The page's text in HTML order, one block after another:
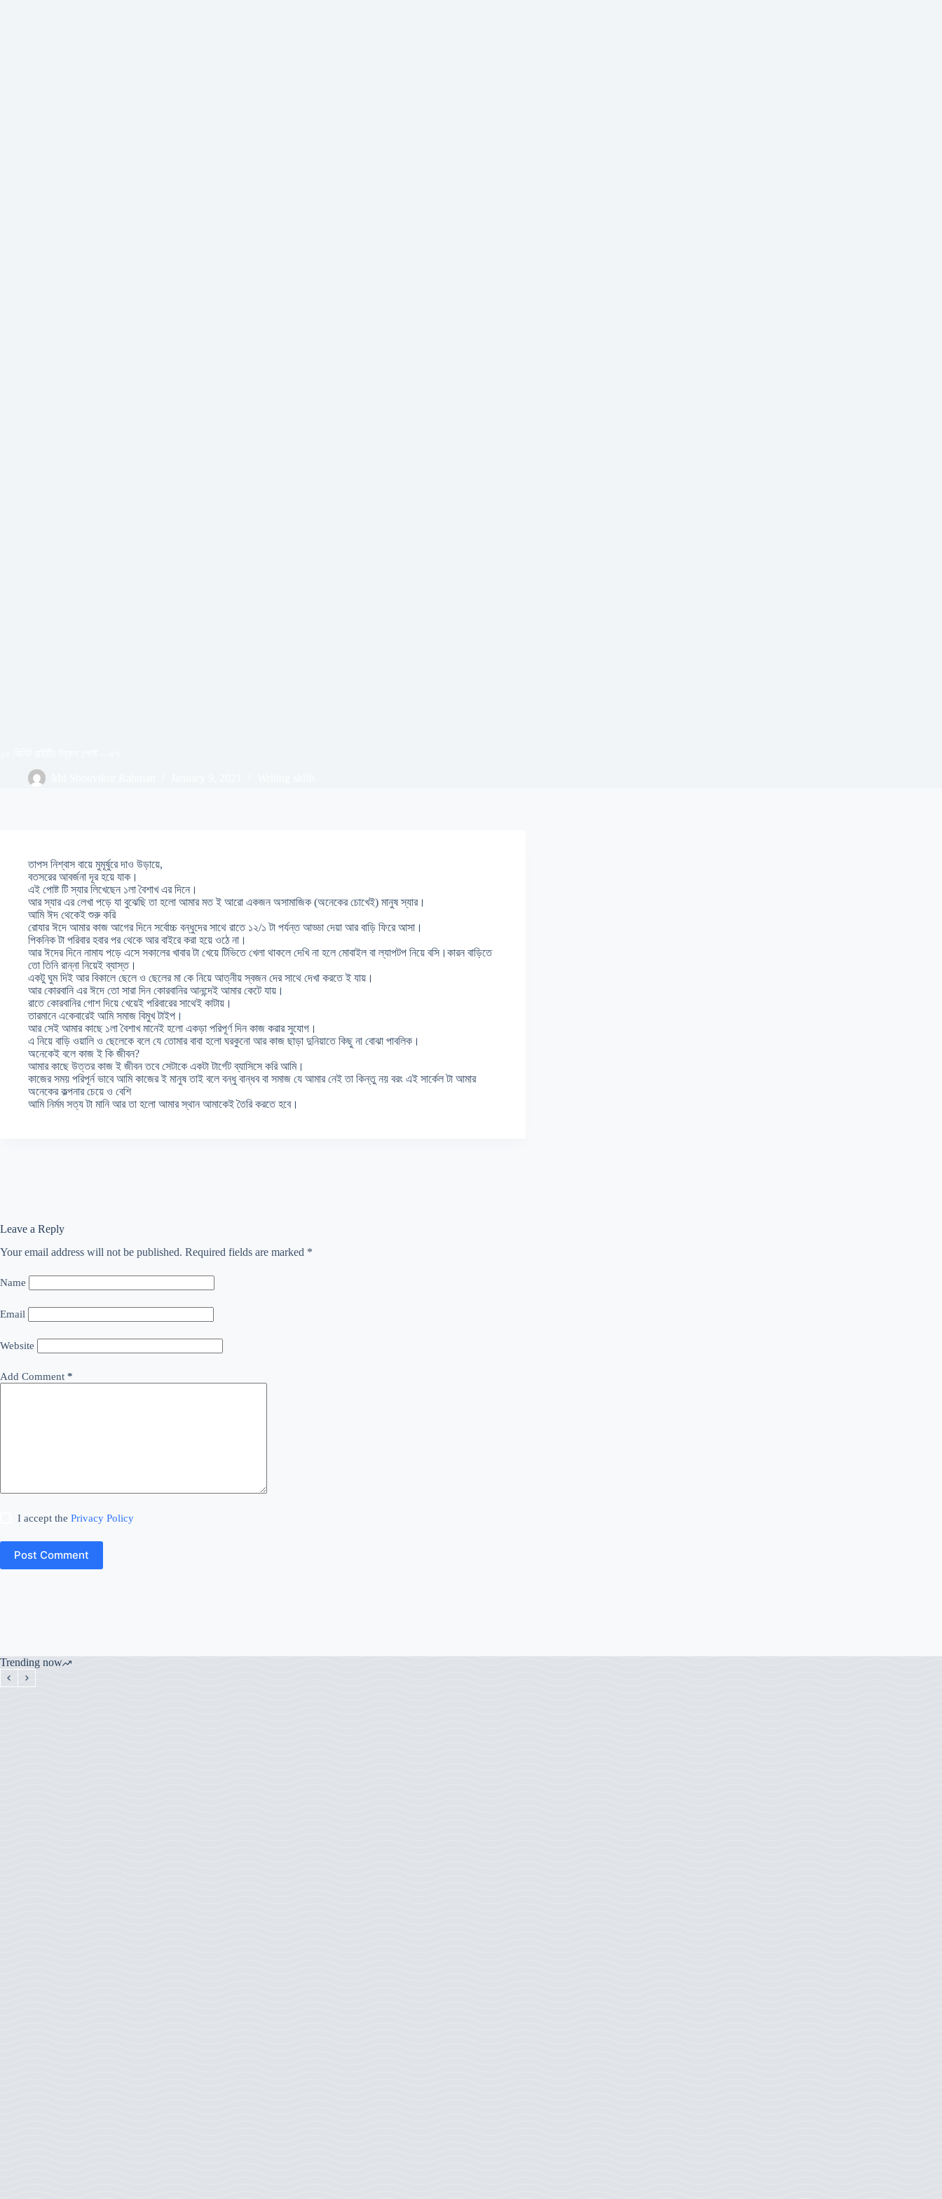
তাপস নিশ্বাস বায়ে মুমূর্ষুরে দাও উড়ায়ে,
বতসরের আবর্জনা দূর হয়ে যাক।
এই পোষ্ট টি স্যার লিখেছেন ১লা বৈশাখ এর দিনে।
আর স্যার এর লেখা পড়ে যা বুঝেছি তা হলো আমার মত ই আরো একজন অসামাজিক (অনেকের চোখেই) মানুষ স্যার।
আমি ঈদ থেকেই শুরু করি
রোযার ঈদে আমার কাজ আগের দিনে সর্বোচ্চ বন্ধুদের সাথে রাতে ১২/১ টা পর্যন্ত আড্ডা দেয়া আর বাড়ি ফিরে আসা।
পিকনিক টা পরিবার হবার পর থেকে আর বাইরে করা হয়ে ওঠে না।
আর ঈদের দিনে নামায পড়ে এসে সকালের খাবার টা খেয়ে টিভিতে খেলা থাকলে দেখি না হলে মোবাইল বা ল্যাপটপ নিয়ে বসি।কারন বাড়িতে
তো তিনি রান্না নিয়েই ব্যাস্ত।
একটু ঘুম দিই আর বিকালে ছেলে ও ছেলের মা কে নিয়ে আত্নীয় স্বজন দের সাথে দেখা করতে ই যায়।
আর কোরবানি এর ঈদে তো সারা দিন কোরবানির আনন্দেই আমার কেটে যায়।
রাতে কোরবানির গোশ দিয়ে খেয়েই পরিবারের সাথেই কাটায়।
তারমানে একেবারেই আমি সমাজ বিমুখ টাইপ।
আর সেই আমার কাছে ১লা বৈশাখ মানেই হলো একড়া পরিপূর্ণ দিন কাজ করার সুযোগ।
এ নিয়ে বাড়ি ওয়ালি ও ছেলেকে বলে যে তোমার বাবা হলো ঘরকুনো আর কাজ ছাড়া দুনিয়াতে কিছু না বোঝা পাবলিক।
অনেকেই বলে কাজ ই কি জীবন?
আমার কাছে উত্তর কাজ ই জীবন তবে সেটাকে একটা টার্গেট ব্যাসিসে করি আমি।
কাজের সময় পরিপূর্ন ভাবে আমি কাজের ই মানুষ তাই বলে বন্ধু বান্ধব বা সমাজ যে আমার নেই তা কিন্তু নয় বরং এই সার্কেল টা আমার
অনেকের কল্পনার চেয়ে ও বেশি
আমি নির্মম সত্য টা মানি আর তা হলো আমার স্থান আমাকেই তৈরি করতে হবে।
Leave a Reply
Your email address will not be published. Required fields are marked *
Name
Email
Website
Add Comment *
I accept thePrivacy Policy
Post Comment
Trending now